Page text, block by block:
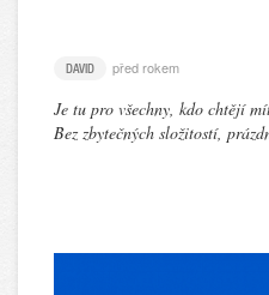
DAVID před rokem
Je tu pro všechny, kdo chtějí
Bez zbytečných složitostí,